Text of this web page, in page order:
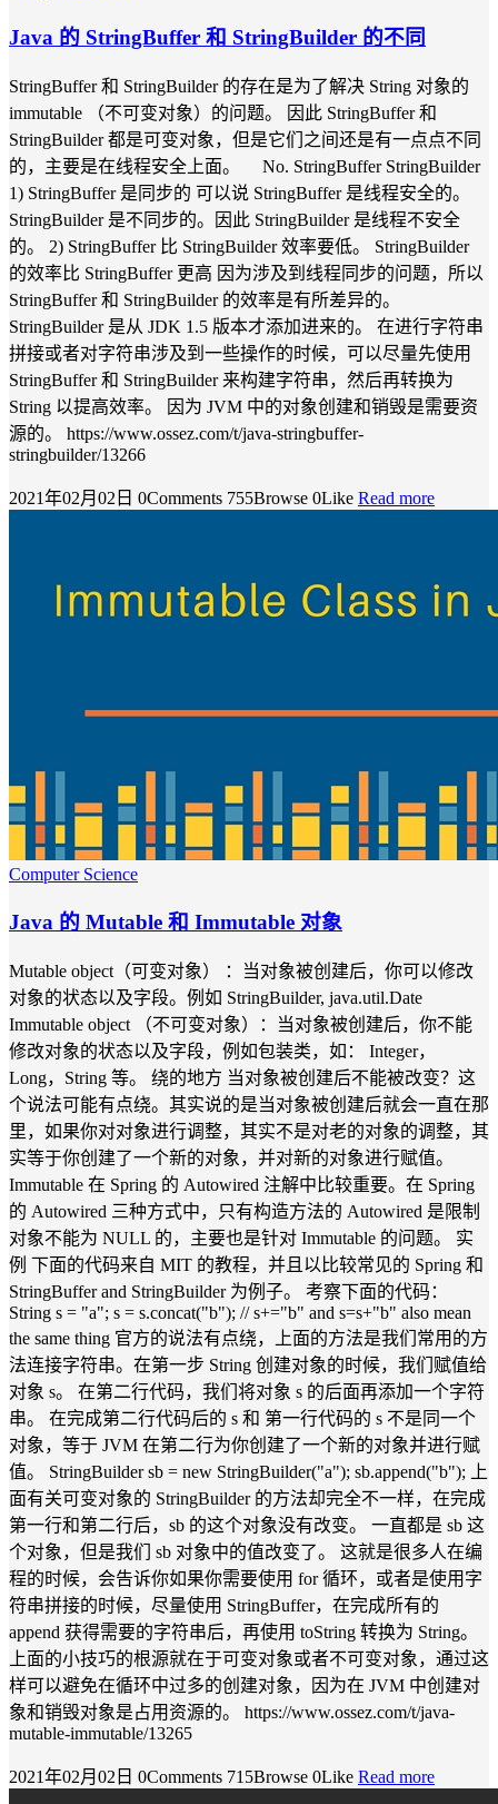
Java 的 StringBuffer 和 StringBuilder 的不同
StringBuffer 和 StringBuilder 的存在是为了解决 String 对象的
immutable （不可变对象）的问题。 因此 StringBuffer 和
StringBuilder 都是可变对象，但是它们之间还是有一点点不同
的，主要是在线程安全上面。 No. StringBuffer StringBuilder
1) StringBuffer 是同步的 可以说 StringBuffer 是线程安全的。
StringBuilder 是不同步的。因此 StringBuilder 是线程不安全
的。 2) StringBuffer 比 StringBuilder 效率要低。 StringBuilder
的效率比 StringBuffer 更高 因为涉及到线程同步的问题，所以
StringBuffer 和 StringBuilder 的效率是有所差异的。
StringBuilder 是从 JDK 1.5 版本才添加进来的。 在进行字符串
拼接或者对字符串涉及到一些操作的时候，可以尽量先使用
StringBuffer 和 StringBuilder 来构建字符串，然后再转换为
String 以提高效率。 因为 JVM 中的对象创建和销毁是需要资
源的。 https://www.ossez.com/t/java-stringbuffer-
stringbuilder/13266
2021年02月02日 0Comments 755Browse 0Like Read more
Computer Science
Java 的 Mutable 和 Immutable 对象
Mutable object（可变对象） ：当对象被创建后，你可以修改
对象的状态以及字段。例如 StringBuilder, java.util.Date
Immutable object （不可变对象）：当对象被创建后，你不能
修改对象的状态以及字段，例如包装类，如： Integer，
Long，String 等。 绕的地方 当对象被创建后不能被改变？这
个说法可能有点绕。其实说的是当对象被创建后就会一直在那
里，如果你对对象进行调整，其实不是对老的对象的调整，其
实等于你创建了一个新的对象，并对新的对象进行赋值。
Immutable 在 Spring 的 Autowired 注解中比较重要。在 Spring
的 Autowired 三种方式中，只有构造方法的 Autowired 是限制
对象不能为 NULL 的，主要也是针对 Immutable 的问题。 实
例 下面的代码来自 MIT 的教程，并且以比较常见的 Spring 和
StringBuffer and StringBuilder 为例子。 考察下面的代码：
String s = "a"; s = s.concat("b"); // s+="b" and s=s+"b" also mean
the same thing 官方的说法有点绕，上面的方法是我们常用的方
法连接字符串。在第一步 String 创建对象的时候，我们赋值给
对象 s。 在第二行代码，我们将对象 s 的后面再添加一个字符
串。 在完成第二行代码后的 s 和 第一行代码的 s 不是同一个
对象，等于 JVM 在第二行为你创建了一个新的对象并进行赋
值。 StringBuilder sb = new StringBuilder("a"); sb.append("b"); 上
面有关可变对象的 StringBuilder 的方法却完全不一样，在完成
第一行和第二行后，sb 的这个对象没有改变。 一直都是 sb 这
个对象，但是我们 sb 对象中的值改变了。 这就是很多人在编
程的时候，会告诉你如果你需要使用 for 循环，或者是使用字
符串拼接的时候，尽量使用 StringBuffer，在完成所有的
append 获得需要的字符串后，再使用 toString 转换为 String。
上面的小技巧的根源就在于可变对象或者不可变对象，通过这
样可以避免在循环中过多的创建对象，因为在 JVM 中创建对
象和销毁对象是占用资源的。 https://www.ossez.com/t/java-
mutable-immutable/13265
2021年02月02日 0Comments 715Browse 0Like Read more